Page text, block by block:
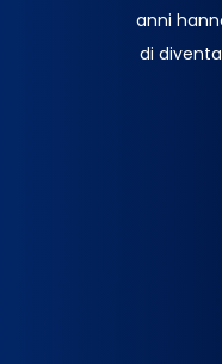
anni
di